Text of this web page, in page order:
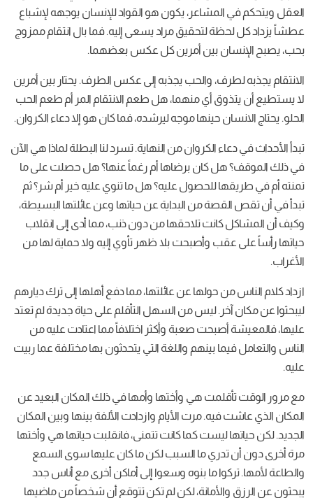
العقل ويتحكم في المشاعر، يكون هو القواد للإنسان يوجهه لإشباع
عطشاً يزداد كل لحظة لتحقيق مراد يسعى إليه. فما بال انتقام ممزوج
بحب، يصبح الإنسان بين أمرين كل عكس بعضهما.
الانتقام يجذبه لطرف، والحب يجذبه إلى عكس الطرف. يحتار بين أمرين
لا يستطيع أن يتذوق أي منهما، هل طعم الانتقام المر أم طعم الحب
الحلو. يحتاج الانسان حينها موجه ليرشده، فما كان هو إلا دعاء الكروان.
تبدأ الأحداث في دعاء الكروان من النهاية. تسرد لنا البطلة لماذا هي الآن
في ذلك الموقف؟ هل كان برضاها أم رغماً عنها؟ هل حصلت على ما
تمنته أم في طريقها للحصول عليه؟ هل ما تنوي عليه خير أم شر؟ ثم
تبدأ في أن تقص القصة من البداية عن حياتها وعن عائلتها البسيطة،
وكيف أن المشاكل كانت تلاحقها من دون ذنب، مما أدى إلى انقلاب
حياتها رأساً على عقب وأصبحت بلا ظهر تأوي إليه ولا حماية لها من
الأغراب.
ازداد كلام الناس من حولها عن عائلتها، مما دفع أهلها إلى ترك ديارهم
ليبحثوا عن مكان آخر. ليس من السهل التأقلم على حياة جديدة لم تعتد
عليها، فالمعيشة أصبحت صعبة وأكثر اختلافاً مما اعتادت عليه من
الناس والتعامل فيما بينهم واللغة التي يتحدثون بها مختلفة عما ربيت
عليه.
مع مرور الوقت تأقلمت هي وأختها وأمها في ذلك المكان البعيد عن
المكان الذي عاشت فيه. مرت الأيام وازدادت الألفة بينها وبين المكان
الجديد. لكن حياتها ليست كما كانت تتمنى، فانقلبت حياتها هي وأختها
مرة أخرى دون أن تدري ما السبب لكن ما كان عليها سوى السمع
والطاعة لأمها. تركوا ما بنوه وسعوا إلى أماكن أخرى مع أناس جدد
يبحثون عن الرزق والأمانة، لكن لم تكن تتوقع أن شخصاً من ماضيها